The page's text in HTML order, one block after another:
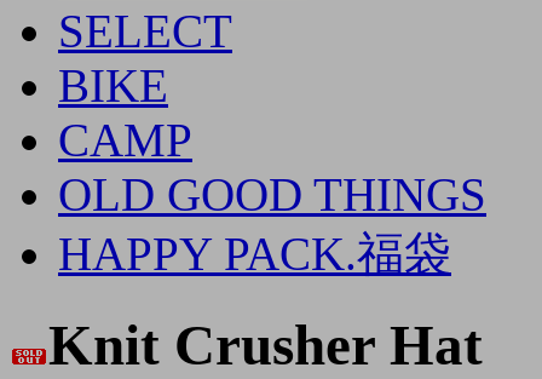
SELECT
BIKE
CAMP
OLD GOOD THINGS
HAPPY PACK.福袋
Knit Crusher Hat